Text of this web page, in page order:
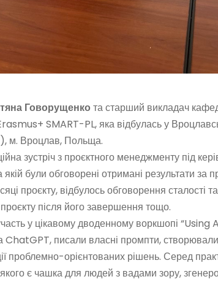
Говорущенко та старший викладач
SMART-PL, яка відбулась у
м. Вроцлав, Польща.
зустріч з проєктного менеджменту під
якій були обговорені отримані результати за
проєкту, відбулось обговорення сталості та
після його завершення тощо.
участь у цікавому дводенному воркшопі
писали власні промпти,
проблемно-орієнтованих рішень. Серед
є чашка для людей з вадами зору,